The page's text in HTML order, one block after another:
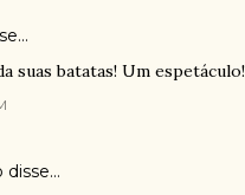
suas batatas! Um
disse…